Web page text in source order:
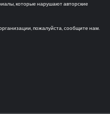
которые нарушают авторские
пожалуйста, сообщите нам.